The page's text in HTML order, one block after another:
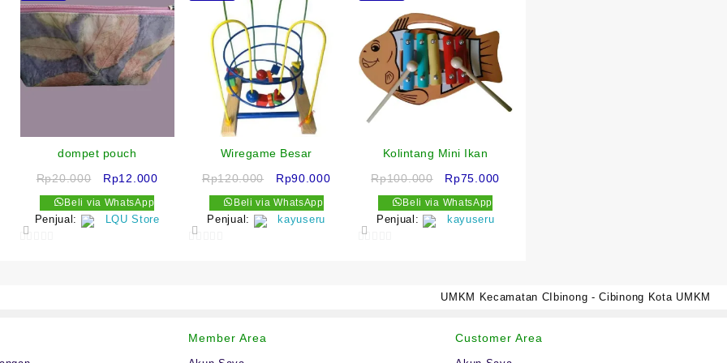
dompet pouch
Rp20.000
Harga
aslinya
adalah:
Rp20.000.
Rp12.000Harga
adalah:
Beli via WhatsApp
Penjual: LQU Store
Wiregame Besar
Rp120.000
Harga
aslinya
adalah:
Rp120.000.
Rp90.000Harga
adalah:
Beli via WhatsApp
Penjual: kayuseru
Kolintang Mini Ikan
Rp100.000
Harga
aslinya
adalah:
Rp100.000.
Rp75.000Harga
Beli via WhatsApp
Penjual: kayuseru
UMKM Kecamatan CIbinong - Cibinong Kota UMKM
Member Area Customer Area